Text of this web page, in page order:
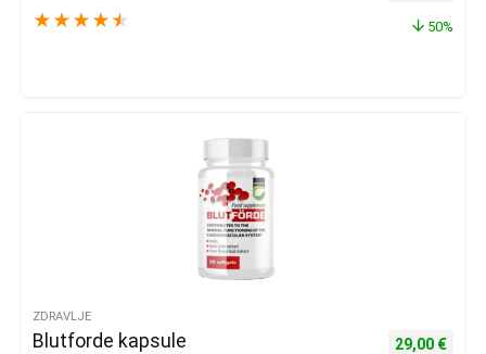
★ ★ ★ ★ ★ 50%
ZDRAVLJE
Blutforde kapsule
Izvorna
29,00 €